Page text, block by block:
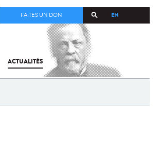
EN
FAITES UN DON
ACTUALITÉS